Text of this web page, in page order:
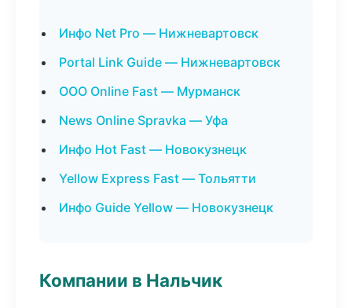
Инфо Net Pro — Нижневартовск
Portal Link Guide — Нижневартовск
ООО Online Fast — Мурманск
News Online Spravka — Уфа
Инфо Hot Fast — Новокузнецк
Yellow Express Fast — Тольятти
Инфо Guide Yellow — Новокузнецк
Компании в Нальчик